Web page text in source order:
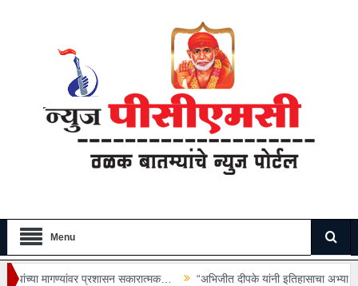
Menu
सकारात्मक…
“अभिजीत दीपके यांनी इतिहासाचा अभ्यास करूनच वक्तव्य